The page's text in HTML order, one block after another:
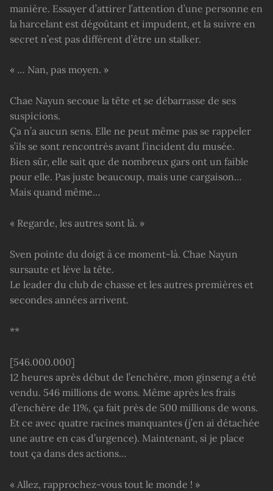
manière. Essayer d’attirer l’attention d’une personne en
la harcelant est dégoûtant et impudent, et la suivre en
secret n’est pas différent d’être un stalker.
« … Nan, pas moyen. »
Chae Nayun secoue la tête et se débarrasse de ses
suspicions.
Ça n’a aucun sens. Elle ne peut même pas se rappeler
s’ils se sont rencontrés avant l’incident du musée.
Bien sûr, elle sait que de nombreux gars ont un faible
pour elle. Pas juste beaucoup, mais une cargaison…
Mais quand même…
« Regarde, les autres sont là. »
Sven pointe du doigt à ce moment-là. Chae Nayun
sursaute et lève la tête.
Le leader du club de chasse et les autres premières et
secondes années arrivent.
**
[546.000.000]
12 heures après début de l’enchère, mon ginseng a été
vendu. 546 millions de wons. Même après les frais
d’enchère de 11%, ça fait près de 500 millions de wons.
Et ce avec quatre racines manquantes (j’en ai détachée
une autre en cas d’urgence). Maintenant, si je place
tout ça dans des actions…
« Allez, rapprochez-vous tout le monde ! »